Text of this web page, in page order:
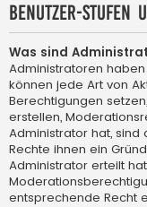
Benutzer-Stufen
Was sind
Administratoren
können jede Art von
Berechtigungen
erstellen,
Administrator hat,
Rechte ihnen ein
Administrator erteilt
entsprechende Recht